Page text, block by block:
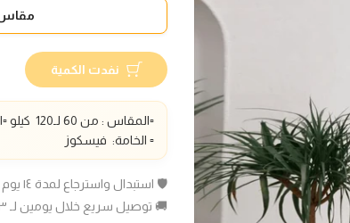
مقاس
نفدت الكمية
▫️المقاس : من 60 لـ1 20 كيلو
▫️ الخامة: فيسكوز
🛡️ استبدال واسترجاع لمدة ١٤ يوم
🚚 توصيل سريع خلال يومين لـ ٣ ايام عمل